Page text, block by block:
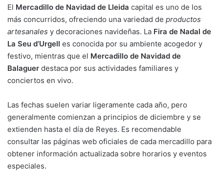
El Mercadillo de Navidad de Lleida capital es uno de los
más concurridos, ofreciendo una variedad de productos
artesanales y decoraciones navideñas. La Fira de Nadal de
La Seu d’Urgell es conocida por su ambiente acogedor y
festivo, mientras que el Mercadillo de Navidad de
Balaguer destaca por sus actividades familiares y
conciertos en vivo.
Las fechas suelen variar ligeramente cada año, pero
generalmente comienzan a principios de diciembre y se
extienden hasta el día de Reyes. Es recomendable
consultar las páginas web oficiales de cada mercadillo para
obtener información actualizada sobre horarios y eventos
especiales.